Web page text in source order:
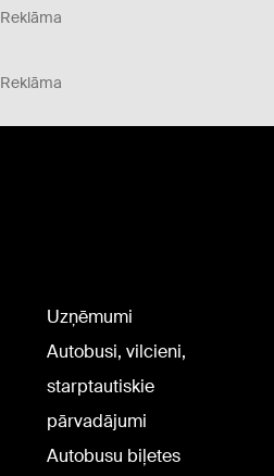
Reklāma
Reklāma
Uzņēmumi
Autobusi, vilcieni,
starptautiskie
pārvadājumi
Autobusu biļetes